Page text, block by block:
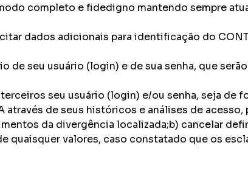
completo e fidedigno mantendo sempre
dados adicionais para identificação do
de seu usuário (login) e de sua senha, que
seu usuário (login) e/ou senha, seja de
de seus históricos e análises de
da divergência localizada;b) cancelar
quaisquer valores, caso constatado que os